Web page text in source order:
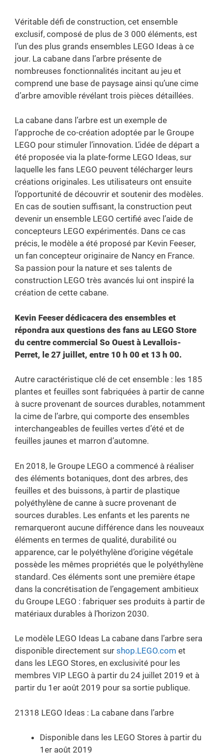
Véritable défi de construction, cet ensemble
exclusif, composé de plus de 3 000 éléments, est
l’un des plus grands ensembles LEGO Ideas à ce
jour. La cabane dans l’arbre présente de
nombreuses fonctionnalités incitant au jeu et
comprend une base de paysage ainsi qu’une cime
d’arbre amovible révélant trois pièces détaillées.
La cabane dans l’arbre est un exemple de
l’approche de co-création adoptée par le Groupe
LEGO pour stimuler l’innovation. L’idée de départ a
été proposée via la plate-forme LEGO Ideas, sur
laquelle les fans LEGO peuvent télécharger leurs
créations originales. Les utilisateurs ont ensuite
l’opportunité de découvrir et soutenir des modèles.
En cas de soutien suffisant, la construction peut
devenir un ensemble LEGO certifié avec l’aide de
concepteurs LEGO expérimentés. Dans ce cas
précis, le modèle a été proposé par Kevin Feeser,
un fan concepteur originaire de Nancy en France.
Sa passion pour la nature et ses talents de
construction LEGO très avancés lui ont inspiré la
création de cette cabane.
Kevin Feeser dédicacera des ensembles et
répondra aux questions des fans au LEGO Store
du centre commercial So Ouest à Levallois-
Perret, le 27 juillet, entre 10 h 00 et 13 h 00.
Autre caractéristique clé de cet ensemble : les 185
plantes et feuilles sont fabriquées à partir de canne
à sucre provenant de sources durables, notamment
la cime de l’arbre, qui comporte des ensembles
interchangeables de feuilles vertes d’été et de
feuilles jaunes et marron d’automne.
En 2018, le Groupe LEGO a commencé à réaliser
des éléments botaniques, dont des arbres, des
feuilles et des buissons, à partir de plastique
polyéthylène de canne à sucre provenant de
sources durables. Les enfants et les parents ne
remarqueront aucune différence dans les nouveaux
éléments en termes de qualité, durabilité ou
apparence, car le polyéthylène d’origine végétale
possède les mêmes propriétés que le polyéthylène
standard. Ces éléments sont une première étape
dans la concrétisation de l’engagement ambitieux
du Groupe LEGO : fabriquer ses produits à partir de
matériaux durables à l’horizon 2030.
Le modèle LEGO Ideas La cabane dans l’arbre sera
disponible directement sur shop.LEGO.com et
dans les LEGO Stores, en exclusivité pour les
membres VIP LEGO à partir du 24 juillet 2019 et à
partir du 1er août 2019 pour sa sortie publique.
21318 LEGO Ideas : La cabane dans l’arbre
Disponible dans les LEGO Stores à partir du
1er août 2019